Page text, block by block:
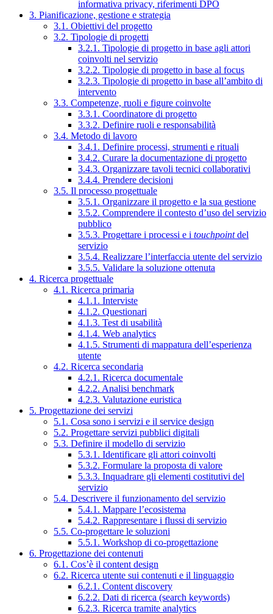
informativa privacy, riferimenti DPO
3. Pianificazione, gestione e strategia
3.1. Obiettivi del progetto
3.2. Tipologie di progetti
3.2.1. Tipologie di progetto in base agli attori
coinvolti nel servizio
3.2.2. Tipologie di progetto in base al focus
3.2.3. Tipologie di progetto in base all’ambito di
intervento
3.3. Competenze, ruoli e figure coinvolte
3.3.1. Coordinatore di progetto
3.3.2. Definire ruoli e responsabilità
3.4. Metodo di lavoro
3.4.1. Definire processi, strumenti e rituali
3.4.2. Curare la documentazione di progetto
3.4.3. Organizzare tavoli tecnici collaborativi
3.4.4. Prendere decisioni
3.5. Il processo progettuale
3.5.1. Organizzare il progetto e la sua gestione
3.5.2. Comprendere il contesto d’uso del servizio
pubblico
3.5.3. Progettare i processi e i touchpointdel
servizio
3.5.4. Realizzare l’interfaccia utente del servizio
3.5.5. Validare la soluzione ottenuta
4. Ricerca progettuale
4.1. Ricerca primaria
4.1.1. Interviste
4.1.2. Questionari
4.1.3. Test di usabilità
4.1.4. Web analytics
4.1.5. Strumenti di mappatura dell’esperienza
utente
4.2. Ricerca secondaria
4.2.1. Ricerca documentale
4.2.2. Analisi benchmark
4.2.3. Valutazione euristica
5. Progettazione dei servizi
5.1. Cosa sono i servizi e il service design
5.2. Progettare servizi pubblici digitali
5.3. Definire il modello di servizio
5.3.1. Identificare gli attori coinvolti
5.3.2. Formulare la proposta di valore
5.3.3. Inquadrare gli elementi costitutivi del
servizio
5.4. Descrivere il funzionamento del servizio
5.4.1. Mappare l’ecosistema
5.4.2. Rappresentare i flussi di servizio
5.5. Co-progettare le soluzioni
5.5.1. Workshop di co-progettazione
6. Progettazione dei contenuti
6.1. Cos’è il content design
6.2. Ricerca utente sui contenuti e il linguaggio
6.2.1. Content discovery
6.2.2. Dati di ricerca (search keywords)
6.2.3. Ricerca tramite analytics